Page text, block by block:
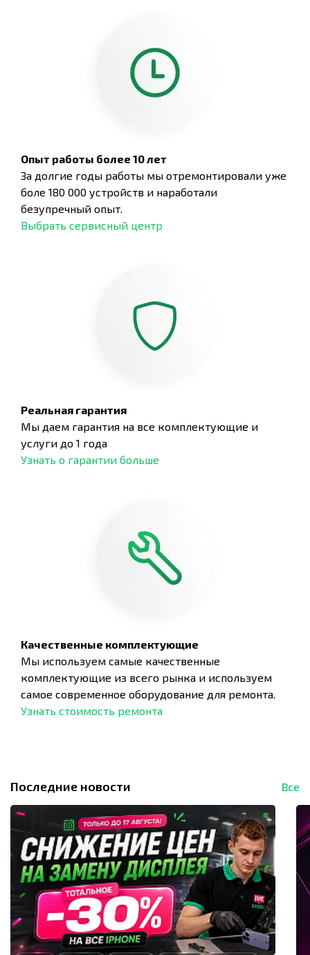
Опыт работы более 10 лет
За долгие годы работы мы отремонтировали уже
боле 180 000 устройств и наработали
безупречный опыт.
Выбрать сервисный центр
Реальная гарантия
Мы даем гарантия на все комплектующие и
услуги до 1 года
Узнать о гарантии больше
Качественные комплектующие
Мы используем самые качественные
комплектующие из всего рынка и используем
самое современное оборудование для ремонта.
Узнать стоимость ремонта
Последние новости Все